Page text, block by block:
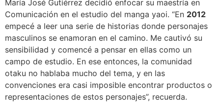
María José Gutiérrez decidió enfocar su maestría en
Comunicación en el estudio del manga yaoi. “En 2012
empecé a leer una serie de historias donde personajes
masculinos se enamoran en el camino. Me cautivó su
sensibilidad y comencé a pensar en ellas como un
campo de estudio. En ese entonces, la comunidad
otaku no hablaba mucho del tema, y en las
convenciones era casi imposible encontrar productos o
representaciones de estos personajes”, recuerda.